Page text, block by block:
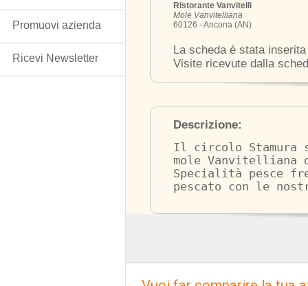
Ristorante Vanvitelli
Mole Vanvitelliana
60126 - Ancona (AN)
La scheda è stata
Visite ricevute dalla
Descrizione:
Il circolo
mole Vanvitelliana
Specialità pesce
pescato con le
Promuovi azienda
Ricevi Newsletter